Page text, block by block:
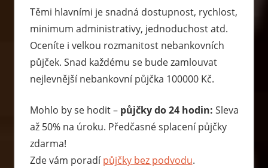
Těmi hlavními je snadná dostupnost, rychlost,
minimum administrativy, jednoduchost atd.
Oceníte i velkou rozmanitost nebankovních
půjček. Snad každému se bude zamlouvat
nejlevnější nebankovní půjčka 100000 Kč.
Mohlo by se hodit – půjčky do 24 hodin: Sleva
až 50% na úroku. Předčasné splacení půjčky
zdarma!
Zde vám poradípůjčky bez podvodu.